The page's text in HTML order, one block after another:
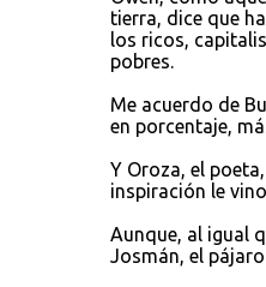
tierra, dice que
los ricos,
pobres.
Me acuerdo de
en porcentaje,
Y Oroza, el
inspiración le
Aunque, al igual
Josmán, el pájaro